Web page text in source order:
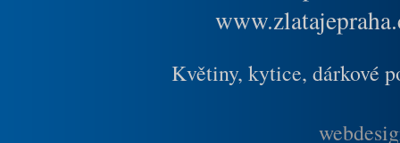
Květiny, kytice, dárkové